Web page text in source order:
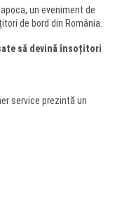
un eveniment de
de bord din România.
să devină însoțitori
service prezintă un